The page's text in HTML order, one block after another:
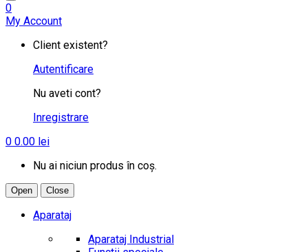
0
My Account
Client existent?
Autentificare
Nu aveti cont?
Inregistrare
0 0.00 lei
Nu ai niciun produs în coș.
Open Close
Aparataj
Aparataj Industrial